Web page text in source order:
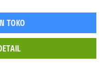
TOKO